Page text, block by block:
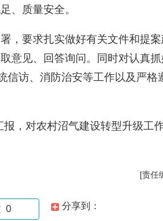
、质量安全。
，要求扎实做好有关文件和提案
意见、回答询问。同时对认真抓
信访、消防治安等工作以及严格
，对农村沼气建设转型升级工
[责任
分享到：
0